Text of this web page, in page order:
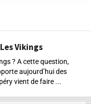
Vikings
? A cette question,
aujourd’hui des
vient de faire ...